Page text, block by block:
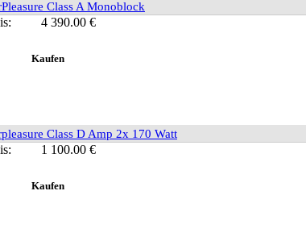
Class A Monoblock
4 390.00 €
Class D Amp 2x 170 Watt
1 100.00 €